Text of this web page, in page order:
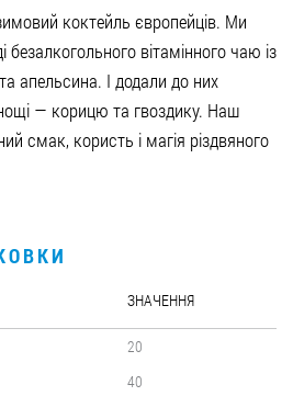
48 28 17
42 29 23
коктейль європейців. Ми
безалкогольного вітамінного чаю із
апельсина. І додали до них
— корицю та гвоздику. Наш
смак, користь і магія різдвяного
ЗНАЧЕННЯ
20
40